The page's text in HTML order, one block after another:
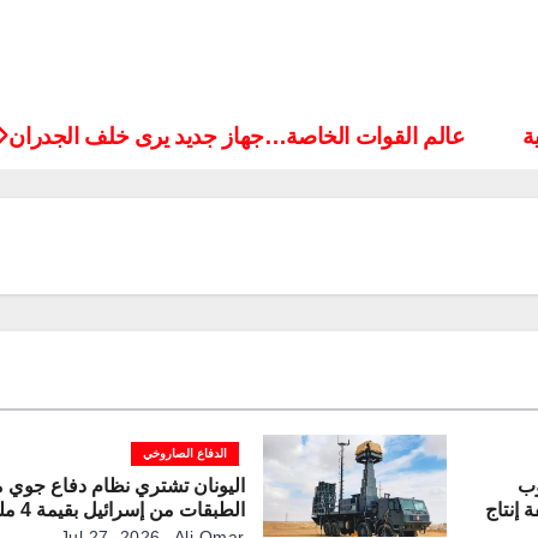
عالم القوات الخاصة…جهاز جديد يرى خلف الجدران
إنتاج
الدفاع الصاروخي
اليونان تشتري نظام دفاع جوي
دولار